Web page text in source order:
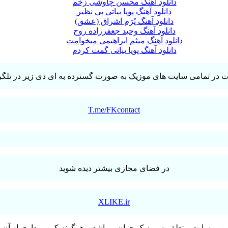
دانلود آهنگ پویا بیاتی بی نظیر
دانلود آهنگ پُرَم اشراق (عشق)
دانلود آهنگ وحید جعفرزاده روح
دانلود آهنگ میثم ابراهیمی میخوامت
دانلود آهنگ پویا بیاتی گمت کردم
T.me/FKcontact
در فضای مجازی بیشتر دیده شوید
XLIKE.ir